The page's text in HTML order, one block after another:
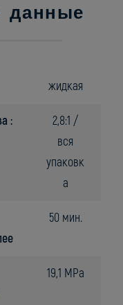
данные
жидкая
:
2,8:1 /
вся
упаковк
а
50 мин.
19,1 MPa